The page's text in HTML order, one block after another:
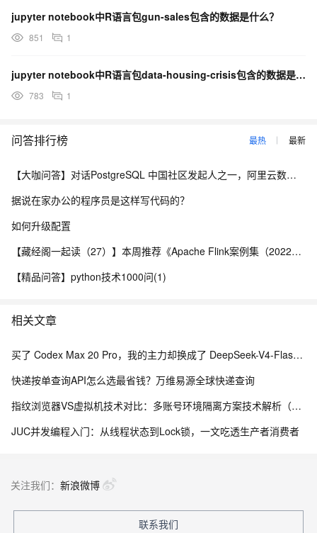
jupyter notebook中R语言包gun-sales包含的数据是什么？
851 1
jupyter notebook中R语言包data-housing-crisis包含的数据是什么？
783 1
问答排行榜 最热 最新
【大咖问答】对话PostgreSQL 中国社区发起人之一，阿里云数据库高级专家 德哥
据说在家办公的程序员是这样写代码的？
如何升级配置
【藏经阁一起读（27）】本周推荐《Apache Flink案例集（2022版）》，你有哪些心得？
【精品问答】python技术1000问(1)
相关文章
买了 Codex Max 20 Pro，我的主力却换成了 DeepSeek-V4-Flash——因为它快得不可思议
快递按单查询API怎么选最省钱？万维易源全球快递查询
指纹浏览器VS虚拟机技术对比：多账号环境隔离方案技术解析（2026）
JUC并发编程入门：从线程状态到Lock锁，一文吃透生产者消费者
关注我们： 新浪微博
联系我们